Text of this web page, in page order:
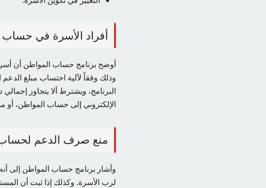
أفراد الأسرة في
أوضح برنامج حساب المواطن أن
وذلك وفقاً لآلية احتساب مبلغ
البرنامج، ويشترط ألا يتجاوز إجمالي دخل الأسرة أكثر من 20
الإلكتروني إلى حساب المواطن، أو
منع صرف الدعم لحساب
وأشار برنامج حساب المواطن إلى
لرب الأسرة. وكذلك إذا ثبت أن